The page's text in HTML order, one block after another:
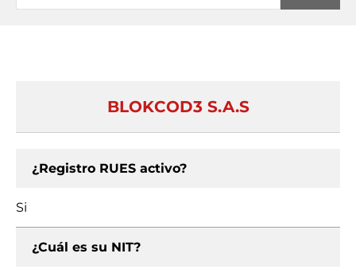
BLOKCOD3 S.A.S
¿Registro RUES activo?
Si
¿Cuál es su NIT?